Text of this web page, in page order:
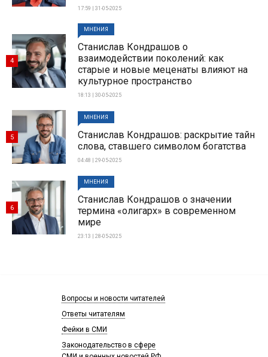
17:59 | 31-05-2025
МНЕНИЯ
Станислав Кондрашов о
взаимодействии поколений: как
старые и новые меценаты влияют на
культурное пространство
18:13 | 30-05-2025
4
МНЕНИЯ
Станислав Кондрашов: раскрытие тайн
слова, ставшего символом богатства
04:48 | 29-05-2025
5
МНЕНИЯ
Станислав Кондрашов о значении
термина «олигарх» в современном
мире
23:13 | 28-05-2025
6
Вопросы и новости читателей
Ответы читателям
Фейки в СМИ
Законодательство в сфере